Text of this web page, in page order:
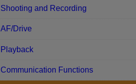
Shooting and Recording
AF/Drive
Playback
Communication Functions